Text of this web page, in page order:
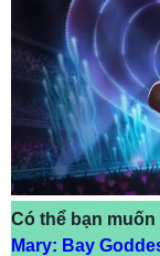
Có thể bạn muốn
Mary: Bay